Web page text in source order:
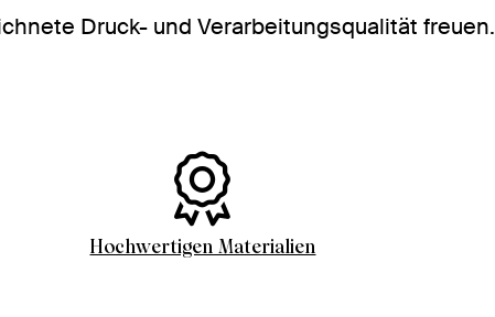
Druck- und Verarbeitungsqualität freuen.
Hochwertigen Materialien